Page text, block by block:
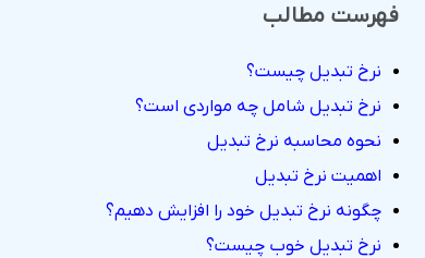
فهرست مطالب
نرخ تبدیل چیست؟
نرخ تبدیل شامل چه مواردی است؟
نحوه محاسبه نرخ تبدیل
اهمیت نرخ تبدیل
چگونه نرخ تبدیل خود را افزایش دهیم؟
نرخ تبدیل خوب چیست؟